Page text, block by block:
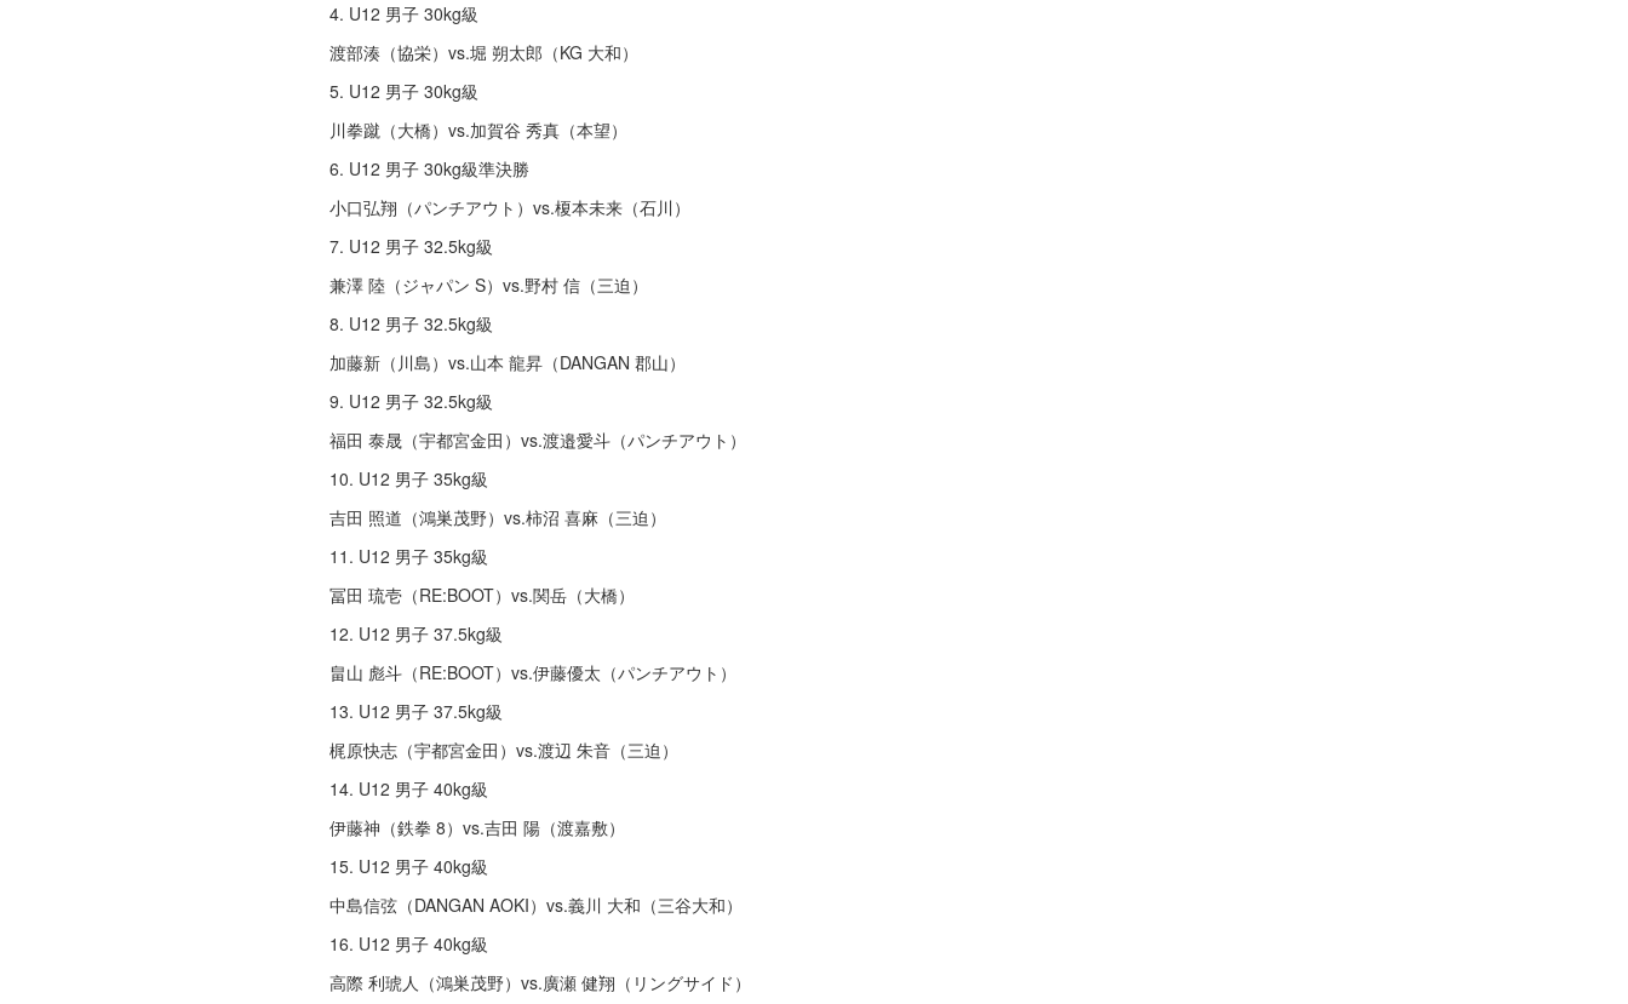
4. U12 男子 30kg級
渡部湊（協栄）vs.堀 朔太郎（KG 大和）
5. U12 男子 30kg級
川拳蹴（大橋）vs.加賀⾕ 秀真（本望）
6. U12 男子 30kg級準決勝
⼩⼝弘翔（パンチアウト）vs.榎本未来（⽯川）
7. U12 男子 32.5kg級
兼澤 陸（ジャパン S）vs.野村 信（三迫）
8. U12 男子 32.5kg級
加藤新（川島）vs.⼭本 ⿓昇（DANGAN 郡⼭）
9. U12 男子 32.5kg級
福⽥ 泰晟（宇都宮⾦⽥）vs.渡邉愛⽃（パンチアウト）
10. U12 男子 35kg級
吉⽥ 照道（鴻巣茂野）vs.柿沼 喜⿇（三迫）
11. U12 男子 35kg級
冨⽥ 琉壱（RE:BOOT）vs.関岳（大橋）
12. U12 男子 37.5kg級
畠⼭ 彪⽃（RE:BOOT）vs.伊藤優太（パンチアウト）
13. U12 男子 37.5kg級
梶原快志（宇都宮⾦⽥）vs.渡辺 朱⾳（三迫）
14. U12 男子 40kg級
伊藤神（鉄拳 8）vs.吉⽥ 陽（渡嘉敷）
15. U12 男子 40kg級
中島信弦（DANGAN AOKI）vs.義川 大和（三⾕大和）
16. U12 男子 40kg級
⾼際 利琥⼈（鴻巣茂野）vs.廣瀬 健翔（リングサイド）